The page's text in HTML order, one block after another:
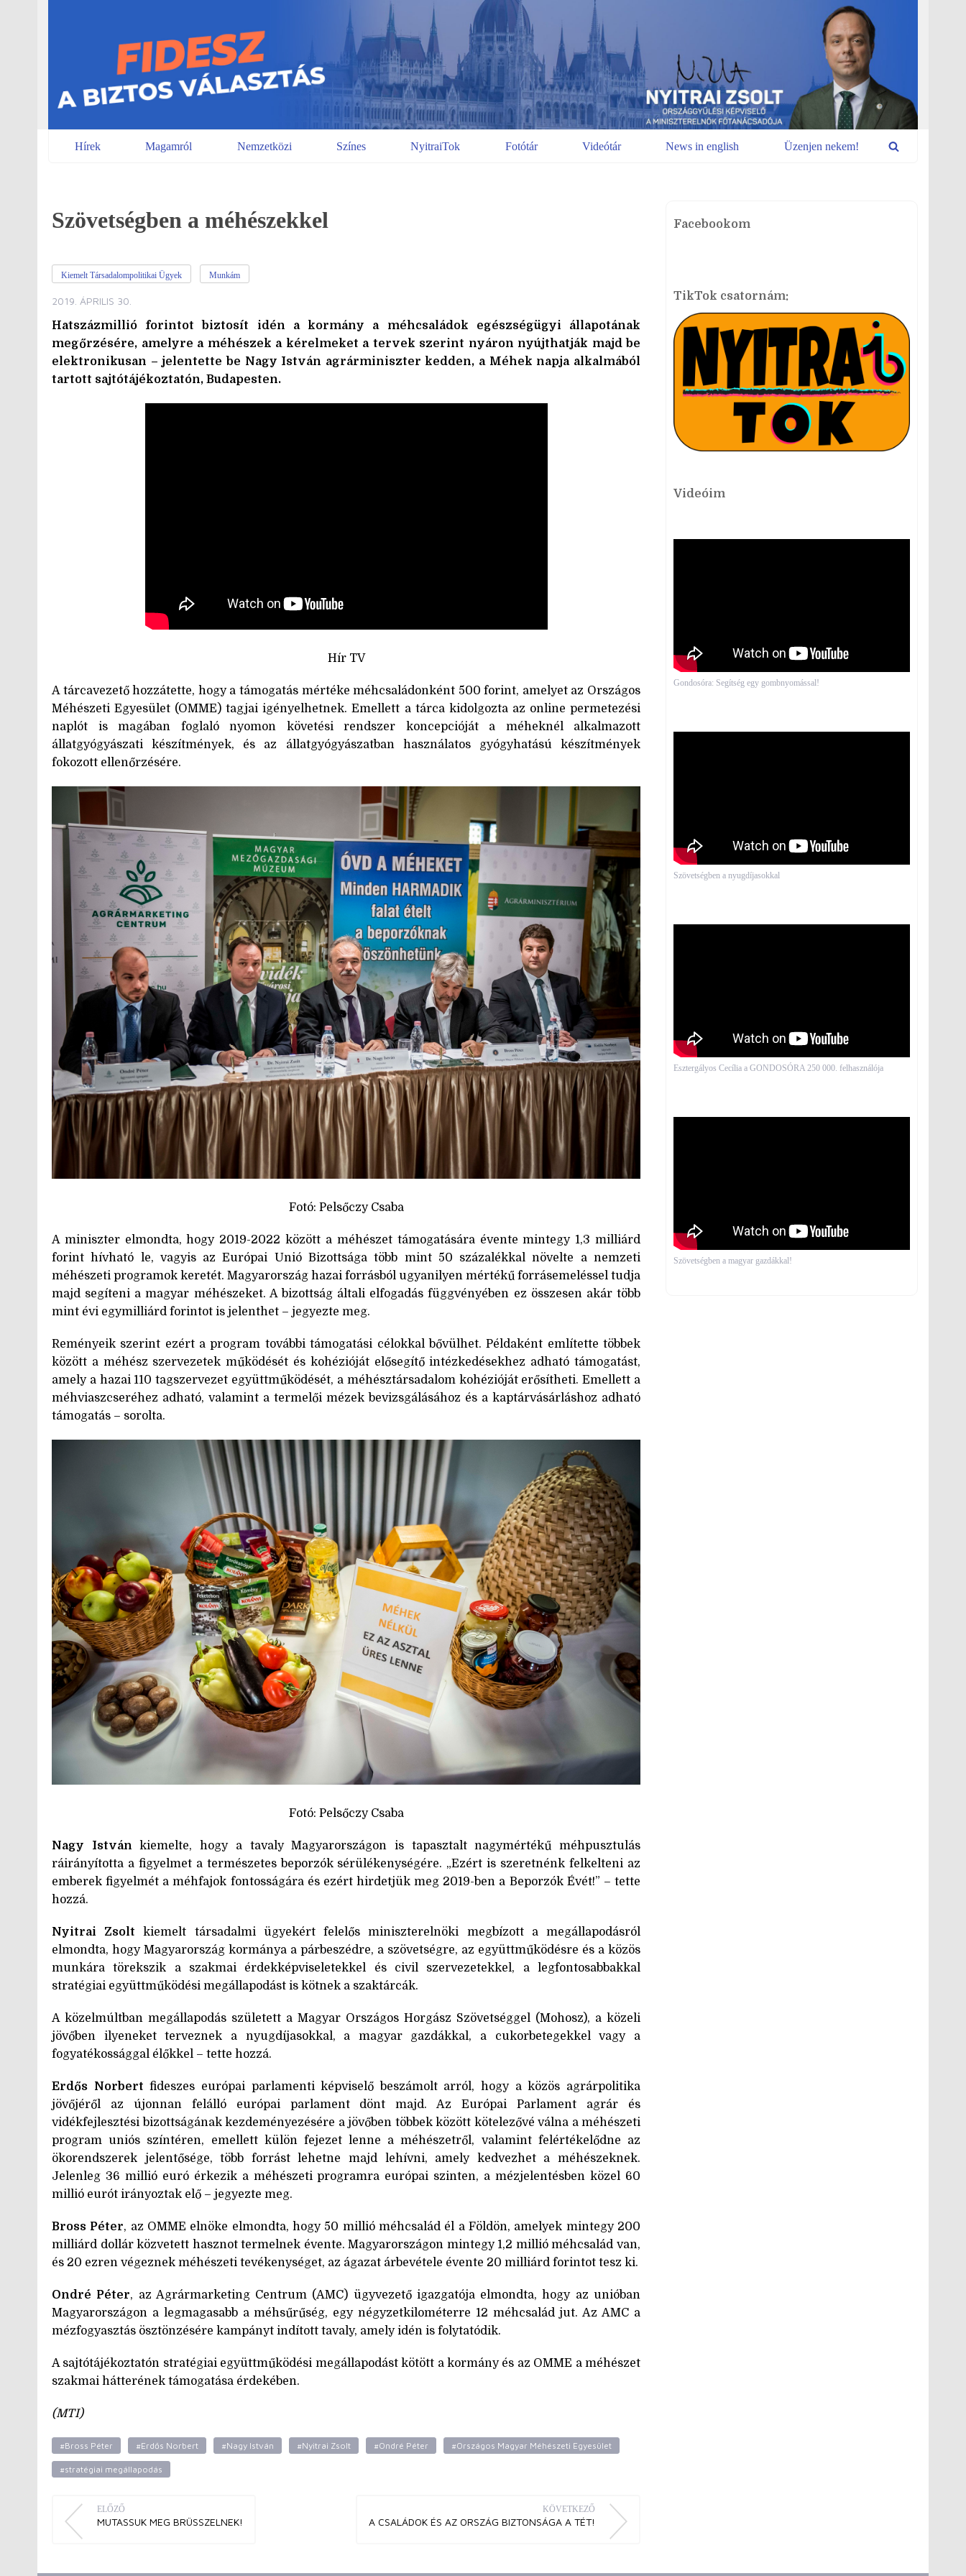
Hírek Magamról Nemzetközi Színes NyitraiTok Fotótár Videótár News in english Üzenjen nekem!
Szövetségben a méhészekkel
Kiemelt Társadalompolitikai Ügyek Munkám
2019. ÁPRILIS 30.
Hatszázmillió forintot biztosít idén a kormány a méhcsaládok egészségügyi állapotának
megőrzésére, amelyre a méhészek a kérelmeket a tervek szerint nyáron nyújthatják majd be
elektronikusan – jelentette be Nagy István agrárminiszter kedden, a Méhek napja alkalmából
tartott sajtótájékoztatón, Budapesten.
Hír TV
A tárcavezető hozzátette, hogy a támogatás mértéke méhcsaládonként 500 forint, amelyet az Országos
Méhészeti Egyesület (OMME) tagjai igényelhetnek. Emellett a tárca kidolgozta az online permetezési
naplót is magában foglaló nyomon követési rendszer koncepcióját a méheknél alkalmazott
állatgyógyászati készítmények, és az állatgyógyászatban használatos gyógyhatású készítmények
fokozott ellenőrzésére.
Fotó: Pelsőczy Csaba
A miniszter elmondta, hogy 2019-2022 között a méhészet támogatására évente mintegy 1,3 milliárd
forint hívható le, vagyis az Európai Unió Bizottsága több mint 50 százalékkal növelte a nemzeti
méhészeti programok keretét. Magyarország hazai forrásból ugyanilyen mértékű forrásemeléssel tudja
majd segíteni a magyar méhészeket. A bizottság általi elfogadás függvényében ez összesen akár több
mint évi egymilliárd forintot is jelenthet – jegyezte meg.
Reményeik szerint ezért a program további támogatási célokkal bővülhet. Példaként említette többek
között a méhész szervezetek működését és kohézióját elősegítő intézkedésekhez adható támogatást,
amely a hazai 110 tagszervezet együttműködését, a méhésztársadalom kohézióját erősítheti. Emellett a
méhviaszcseréhez adható, valamint a termelői mézek bevizsgálásához és a kaptárvásárláshoz adható
támogatás – sorolta.
Fotó: Pelsőczy Csaba
Nagy István kiemelte, hogy a tavaly Magyarországon is tapasztalt nagymértékű méhpusztulás
ráirányította a figyelmet a természetes beporzók sérülékenységére. „Ezért is szeretnénk felkelteni az
emberek figyelmét a méhfajok fontosságára és ezért hirdetjük meg 2019-ben a Beporzók Évét!” – tette
hozzá.
Nyitrai Zsolt kiemelt társadalmi ügyekért felelős miniszterelnöki megbízott a megállapodásról
elmondta, hogy Magyarország kormánya a párbeszédre, a szövetségre, az együttműködésre és a közös
munkára törekszik a szakmai érdekképviseletekkel és civil szervezetekkel, a legfontosabbakkal
stratégiai együttműködési megállapodást is kötnek a szaktárcák.
A közelmúltban megállapodás született a Magyar Országos Horgász Szövetséggel (Mohosz), a közeli
jövőben ilyeneket terveznek a nyugdíjasokkal, a magyar gazdákkal, a cukorbetegekkel vagy a
fogyatékossággal élőkkel – tette hozzá.
Erdős Norbert fideszes európai parlamenti képviselő beszámolt arról, hogy a közös agrárpolitika
jövőjéről az újonnan felálló európai parlament dönt majd. Az Európai Parlament agrár és
vidékfejlesztési bizottságának kezdeményezésére a jövőben többek között kötelezővé válna a méhészeti
program uniós színtéren, emellett külön fejezet lenne a méhészetről, valamint felértékelődne az
ökorendszerek jelentősége, több forrást lehetne majd lehívni, amely kedvezhet a méhészeknek.
Jelenleg 36 millió euró érkezik a méhészeti programra európai szinten, a mézjelentésben közel 60
millió eurót irányoztak elő – jegyezte meg.
Bross Péter, az OMME elnöke elmondta, hogy 50 millió méhcsalád él a Földön, amelyek mintegy 200
milliárd dollár közvetett hasznot termelnek évente. Magyarországon mintegy 1,2 millió méhcsalád van,
és 20 ezren végeznek méhészeti tevékenységet, az ágazat árbevétele évente 20 milliárd forintot tesz ki.
Ondré Péter, az Agrármarketing Centrum (AMC) ügyvezető igazgatója elmondta, hogy az unióban
Magyarországon a legmagasabb a méhsűrűség, egy négyzetkilométerre 12 méhcsalád jut. Az AMC a
mézfogyasztás ösztönzésére kampányt indított tavaly, amely idén is folytatódik.
A sajtótájékoztatón stratégiai együttműködési megállapodást kötött a kormány és az OMME a méhészet
szakmai hátterének támogatása érdekében.
(MTI)
#Bross Péter #Erdős Norbert #Nagy István #Nyitrai Zsolt #Ondré Péter #Országos Magyar Méhészeti Egyesület
#stratégiai megállapodás
ELŐZŐ
MUTASSUK MEG BRÜSSZELNEK!
KÖVETKEZŐ
A CSALÁDOK ÉS AZ ORSZÁG BIZTONSÁGA A TÉT!
Facebookom
TikTok csatornám:
Videóim
Gondosóra: Segítség egy gombnyomással!
Szövetségben a nyugdíjasokkal
Esztergályos Cecília a GONDOSÓRA 250 000. felhasználója
Szövetségben a magyar gazdákkal!